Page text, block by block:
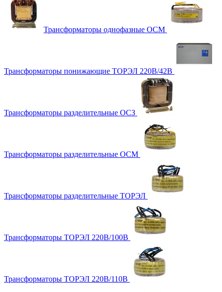
Трансформаторы однофазные ОСМ
Трансформаторы понижающие ТОРЭЛ 220В/42В
Трансформаторы разделительные ОСЗ
Трансформаторы разделительные ОСМ
Трансформаторы разделительные ТОРЭЛ
Трансформаторы ТОРЭЛ 220В/100В
Трансформаторы ТОРЭЛ 220В/110В